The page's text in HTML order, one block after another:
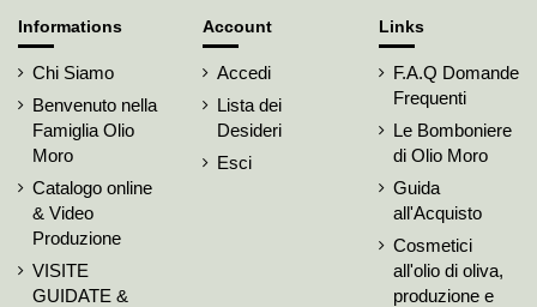
Informations
Chi Siamo
Benvenuto nella
Famiglia Olio
Moro
Catalogo online
& Video
Produzione
VISITE
GUIDATE &
Account
Accedi
Lista dei
Desideri
Esci
Links
F.A.Q Domande
Frequenti
Le Bomboniere
di Olio Moro
Guida
all'Acquisto
Cosmetici
all'olio di oliva,
produzione e